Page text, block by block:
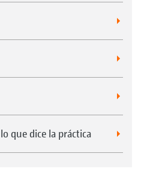
que dice la práctica